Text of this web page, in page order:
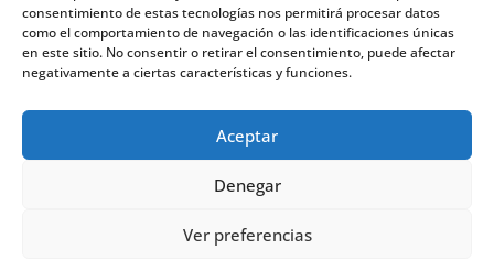
consentimiento de estas tecnologías nos permitirá procesar datos
como el comportamiento de navegación o las identificaciones únicas
en este sitio. No consentir o retirar el consentimiento, puede afectar
negativamente a ciertas características y funciones.
Aceptar
Denegar
Ver preferencias
Formulario de Acción Formativa
Formulario de responsabilidad de APPCC
Plantilla formación bonificada
Formulario uso de imagen
Centros colaboradores
Learning Galicia, S.L. - CIF B70080106 - Diseño y